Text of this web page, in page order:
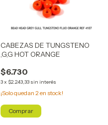
CABEZAS DE TUNGSTENO
,G,G HOT ORANGE
$6.730
3x $2.243,33 sin interés
¡Solo quedan 2en stock!
Comprar